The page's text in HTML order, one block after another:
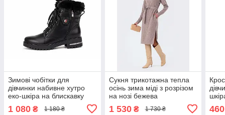
Зимові чобітки для
дівчинки набивне хутро
еко-шкіра на блискавку
1 080 ₴ 1 180 ₴
Сукня трикотажна тепла
осінь зима міді з розрізом
на нозі бежева
1 530₴ 1 730 ₴ 460